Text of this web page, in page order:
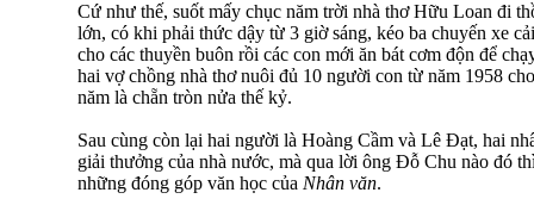
Cứ như thế, suốt mấy chục năm trời nhà thơ Hữu Loan đi
lớn, có khi phải thức dậy từ 3 giờ sáng, kéo ba chuyến xe
cho các thuyền buôn rồi các con mới ăn bát cơm độn để
hai vợ chồng nhà thơ nuôi đủ 10 người con từ năm 1958
năm là chẵn tròn nửa thế kỷ.
Sau cùng còn lại hai người là Hoàng Cầm và Lê Đạt, hai
giải thưởng của nhà nước, mà qua lời ông Đỗ Chu nào đó
những đóng góp văn học của Nhân văn.